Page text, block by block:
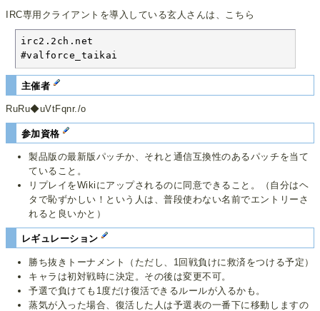
IRC専用クライアントを導入している玄人さんは、こちら
irc2.2ch.net
#valforce_taikai
主催者
RuRu◆uVtFqnr./o
参加資格
製品版の最新版パッチか、それと通信互換性のあるパッチを当て
ていること。
リプレイをWikiにアップされるのに同意できること。（自分はヘ
タで恥ずかしい！という人は、普段使わない名前でエントリーさ
れると良いかと）
レギュレーション
勝ち抜きトーナメント（ただし、1回戦負けに救済をつける予定）
キャラは初対戦時に決定。その後は変更不可。
予選で負けても1度だけ復活できるルールが入るかも。
蒸気が入った場合、復活した人は予選表の一番下に移動しますの